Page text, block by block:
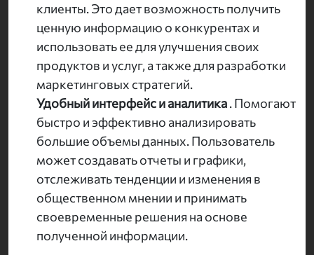
клиенты. Это дает возможность получить
ценную информацию о конкурентах и
использовать ее для улучшения своих
продуктов и услуг, а также для разработки
маркетинговых стратегий.
Удобный интерфейс и аналитика. Помогают
быстро и эффективно анализировать
большие объемы данных. Пользователь
может создавать отчеты и графики,
отслеживать тенденции и изменения в
общественном мнении и принимать
своевременные решения на основе
полученной информации.